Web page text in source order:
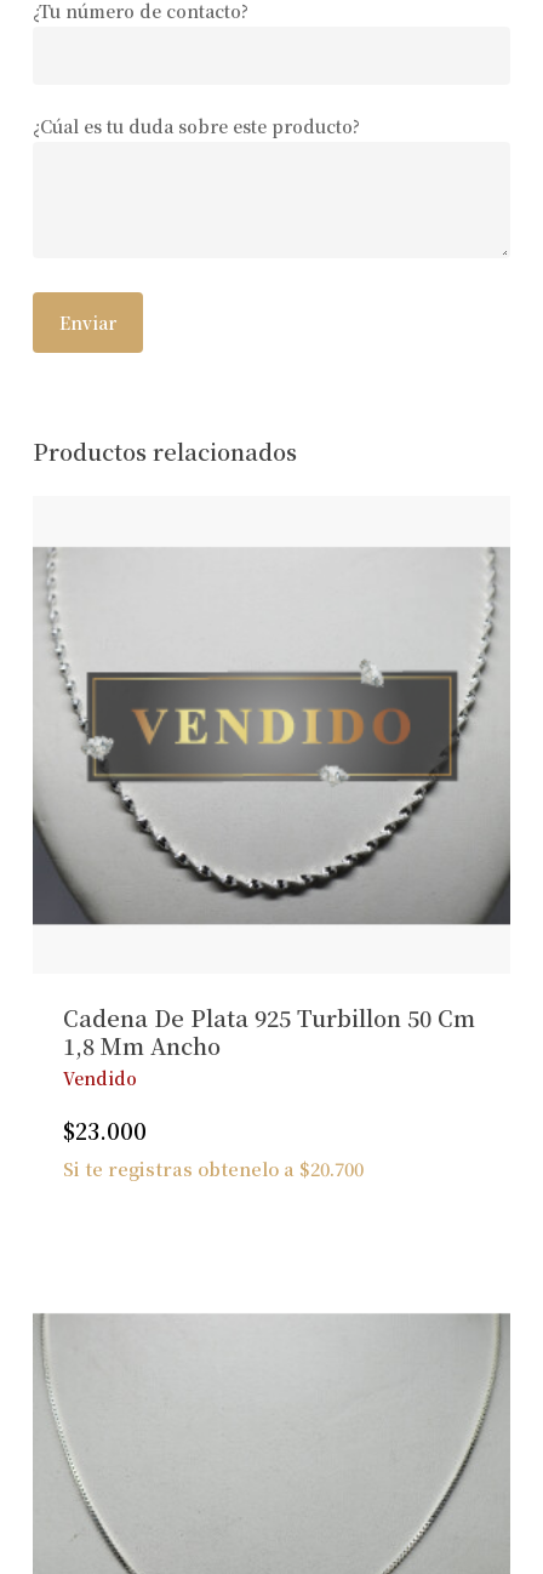
¿Tu número de contacto?
¿Cúal es tu duda sobre este producto?
Productos relacionados
Cadena De Plata 925 Turbillon 50 Cm
1,8 Mm Ancho
Vendido
$23.000
Si te registras obtenelo a $20.700